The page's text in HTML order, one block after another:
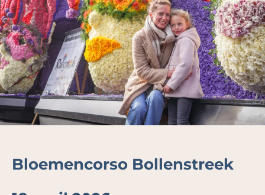
Bloemencorso Bollenstreek